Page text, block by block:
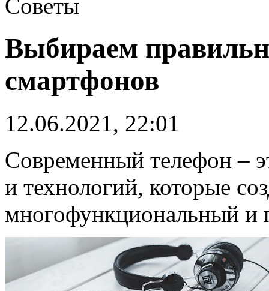
Советы
Выбираем
смартфонов
12.06.2021, 22:01
Современный телефон –
и технологий, которые
многофункциональный и